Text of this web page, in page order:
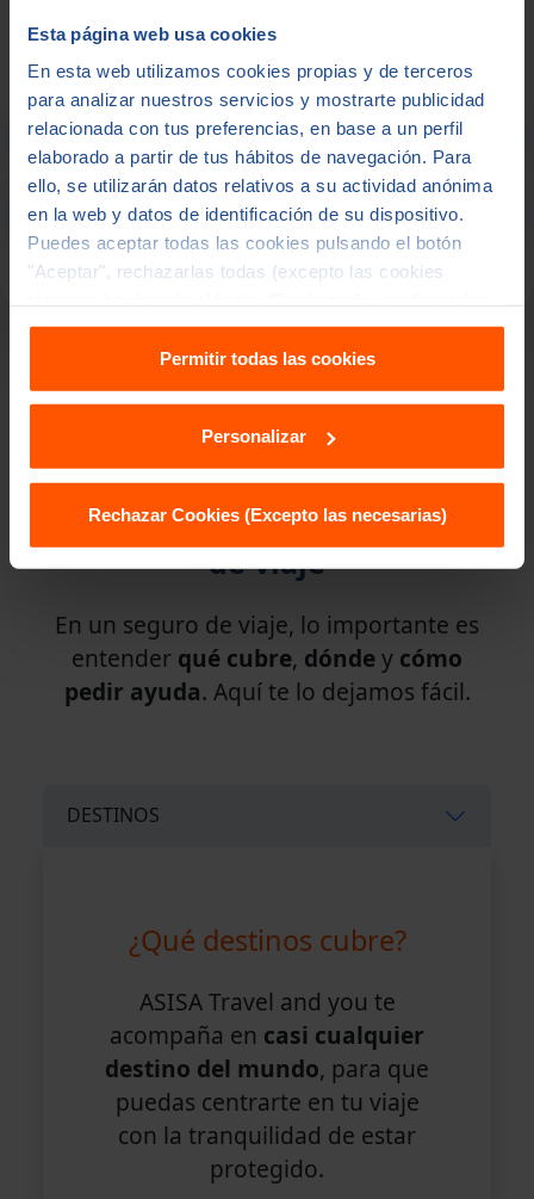
Esta página web usa cookies
En esta web utilizamos cookies propias y de terceros
para analizar nuestros servicios y mostrarte publicidad
relacionada con tus preferencias, en base a un perfil
elaborado a partir de tus hábitos de navegación. Para
ello, se utilizarán datos relativos a su actividad anónima
en la web y datos de identificación de su dispositivo.
Puedes aceptar todas las cookies pulsando el botón
"Aceptar", rechazarlas todas (excepto las cookies
en "Personalizar". Para más información accede a
política de cookiesy política de privacidad
Permitir todas las cookies
Personalizar
Rechazar Cookies (Excepto las necesarias)
destino y fechas.
Calcula tu Seguro
¿Te llamamos gratis?
ANTES DE CONTRATAR
Tres cosas que conviene mirar
antes de contratar un seguro
de viaje
En un seguro de viaje, lo importante es
entender qué cubre, dóndey cómo
pedir ayuda. Aquí te lo dejamos fácil.
DESTINOS
¿Qué destinos cubre?
ASISA Travel and you te
acompaña en casi cualquier
destino del mundo, para que
puedas centrarte en tu viaje
con la tranquilidad de estar
protegido.